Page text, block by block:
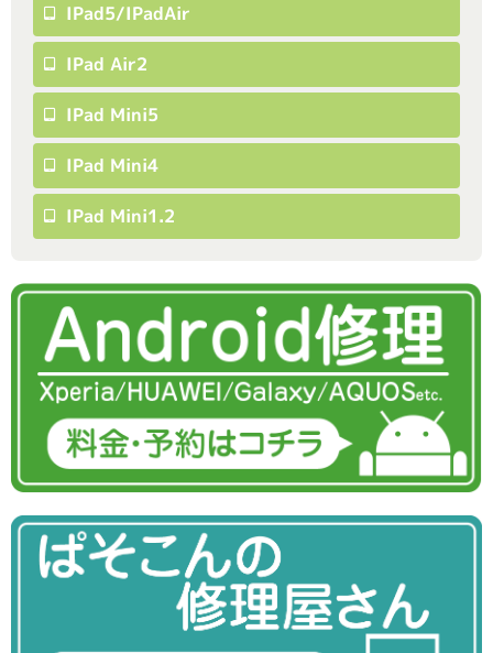
IPad5/iPadAir
IPad Air2
IPad Mini5
IPad Mini4
IPad Mini1.2